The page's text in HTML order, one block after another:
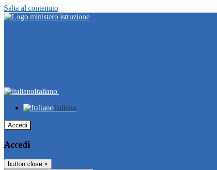
Salta al contenuto
Italiano
Italiano
Accedi
Accedi
button close ×